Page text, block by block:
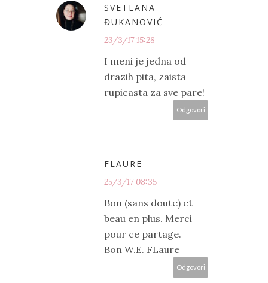
SVETLANA
ĐUKANOVIĆ
23/3/17 15:28
I meni je jedna od
drazih pita, zaista
rupicasta za sve pare!
Odgovori
FLAURE
25/3/17 08:35
Bon (sans doute) et
beau en plus. Merci
pour ce partage.
Bon W.E. FLaure
Odgovori